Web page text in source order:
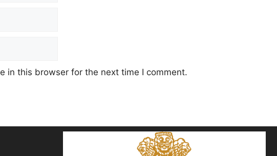
in this browser for the next time I comment.